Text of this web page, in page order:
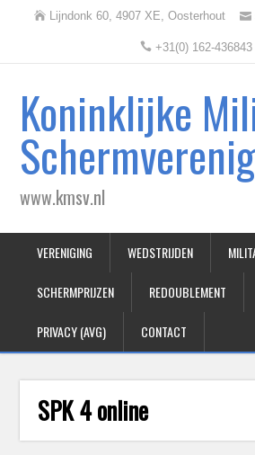
Lijndonk 60, 4907 XE, Oosterhout
+31(0) 162-436843
Koninklijke
www.kmsv.nl
VERENIGING WEDSTRIJDEN
SCHERMPRIJZEN REDOUBLEMENT
PRIVACY (AVG) CONTACT
SPK 4 online